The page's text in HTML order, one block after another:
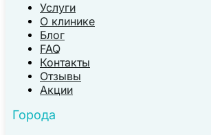
Услуги
О клинике
Блог
FAQ
Контакты
Отзывы
Акции
Города